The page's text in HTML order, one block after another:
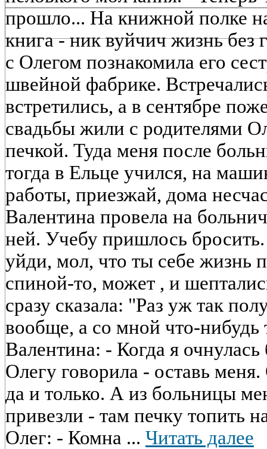
прошло... На книжной полке
книга - ник вуйчич жизнь
с Олегом познакомила его
швейной фабрике.
встретились, а в сентябре
свадьбы жили с родителями
печкой. Туда меня после
тогда в Ельце учился, на
работы, приезжай, дома
Валентина провела на
ней. Учебу пришлось
уйди, мол, что ты себе жизнь
спиной-то, может , и
сразу сказала: "Раз уж так
вообще, а со мной что-нибудь
Валентина: - Когда я очнулась
Олегу говорила - оставь
да и только. А из больницы
привезли - там печку топить
Олег: - Комна ... Читать далее